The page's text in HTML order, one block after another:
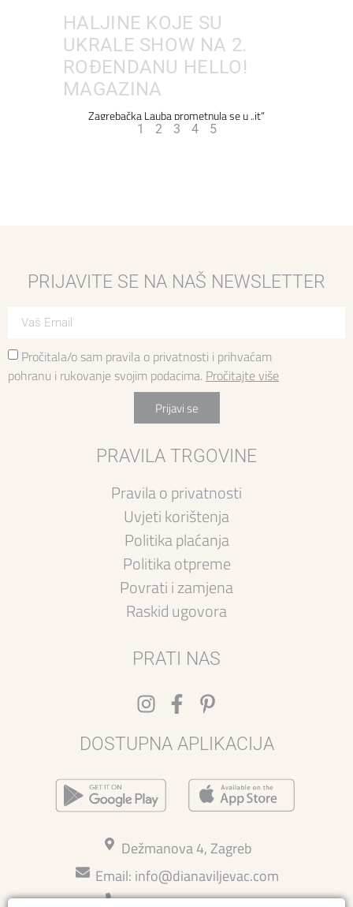
HALJINE KOJE SU
UKRALE SHOW NA 2.
ROĐENDANU HELLO!
MAGAZINA
Zagrebačka Lauba prometnula se u „it“
1 2 3 4 5
PRIJAVITE SE NA NAŠ NEWSLETTER
Pročitala/o sam pravila o privatnosti i prihvaćam
pohranu i rukovanje svojim podacima. Pročitajte više
Prijavi se
PRAVILA TRGOVINE
Pravila o privatnosti
Uvjeti korištenja
Politika plaćanja
Politika otpreme
Povrati i zamjena
Raskid ugovora
PRATI NAS
DOSTUPNA APLIKACIJA
Dežmanova 4, Zagreb
Email: info@dianaviljevac.com